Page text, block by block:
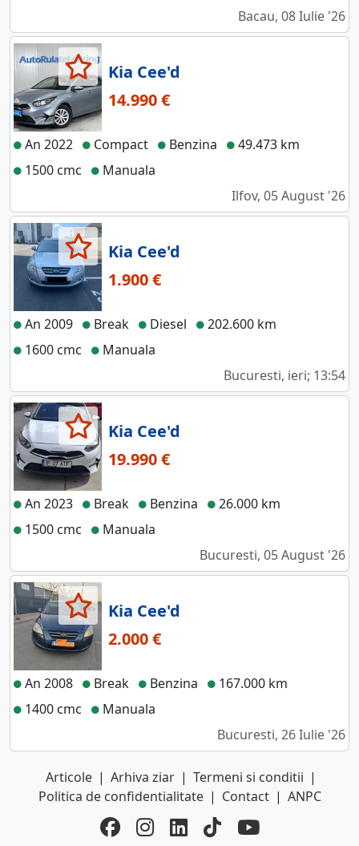
Bacau, 08 Iulie '26
Kia Cee'd
14.990 €
An 2022 Compact Benzina
49.473 km
1500 cmc
Manuala
Ilfov, 05 August '26
Kia Cee'd
1.900 €
An 2009 Break Diesel
202.600 km
1600 cmc
Manuala
Bucuresti, ieri; 13:54
Kia Cee'd
19.990 €
An 2023 Break Benzina
26.000 km
1500 cmc
Manuala
Bucuresti, 05 August '26
Kia Cee'd
2.000 €
An 2008 Break Benzina
167.000 km
1400 cmc
Manuala
Bucuresti, 26 Iulie '26
Articole | Arhiva ziar | Termeni si conditii |
Politica de confidentialitate | Contact | ANPC